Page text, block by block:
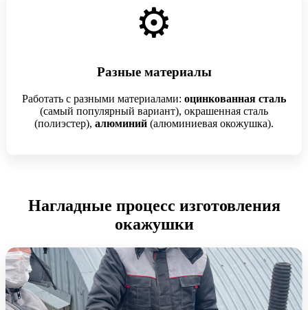
⚙️
Разные материалы
Работать с разными материалами: оцинкованная сталь
(самый популярный вариант), окрашенная сталь
(полиэстер), алюминий (алюминиевая окожушка).
Нагладные процесс изготовления
окажушки